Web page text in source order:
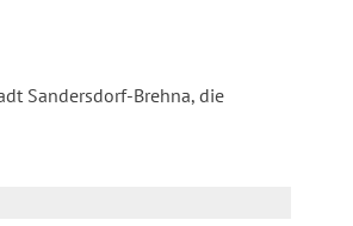
Sandersdorf-Brehna, die